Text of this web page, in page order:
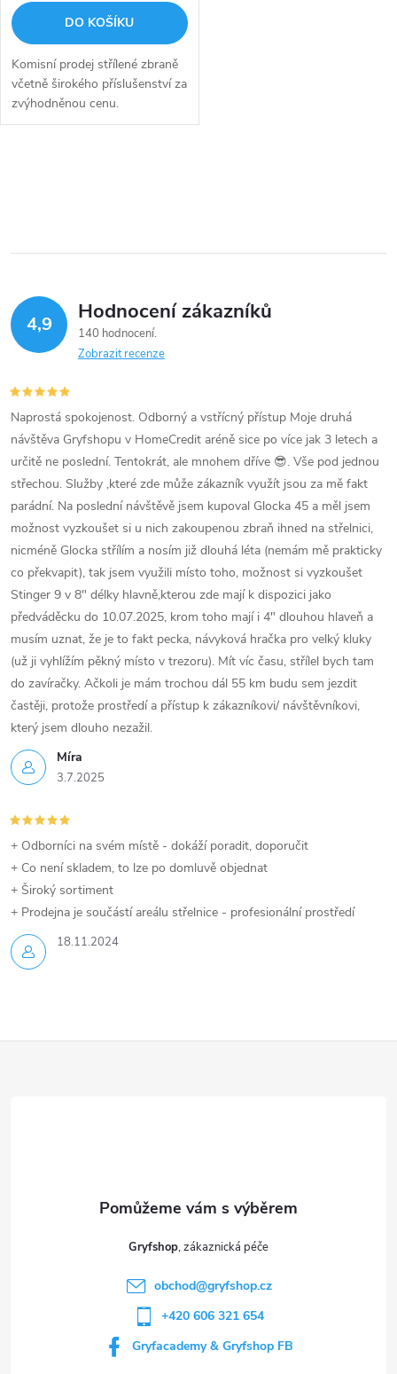
DO KOŠÍKU
Komisní prodej střílené zbraně
včetně širokého příslušenství za
zvýhodněnou cenu.
l
d
a
c
í
p
r
v
k
y
v
ý
p
i
s
u
4,9 Hodnocení zákazníků
140 hodnocení
Zobrazit recenze
Míra
3.7.2025
Naprostá spokojenost. Odborný a vstřícný přístup Moje druhá
návštěva Gryfshopu v HomeCredit aréně sice po více jak 3 letech a
určitě ne poslední. Tentokrát, ale mnohem dříve 😎. Vše pod jednou
střechou. Služby ,které zde může zákazník využít jsou za mě fakt
parádní. Na poslední návštěvě jsem kupoval Glocka 45 a měl jsem
možnost vyzkoušet si u nich zakoupenou zbraň ihned na střelnici,
nicméně Glocka střílím a nosím již dlouhá léta (nemám mě prakticky
co překvapit), tak jsem využili místo toho, možnost si vyzkoušet
Stinger 9 v 8" délky hlavně,kterou zde mají k dispozici jako
předváděcku do 10.07.2025, krom toho mají i 4" dlouhou hlaveň a
musím uznat, že je to fakt pecka, návyková hračka pro velký kluky
(už ji vyhlížím pěkný místo v trezoru). Mít víc času, střílel bych tam
do zavíračky. Ačkoli je mám trochou dál 55 km budu sem jezdit
častěji, protože prostředí a přístup k zákazníkovi/ návštěvníkovi,
který jsem dlouho nezažil.
18.11.2024
+ Odborníci na svém místě - dokáží poradit, doporučit
+ Co není skladem, to lze po domluvě objednat
+ Široký sortiment
+ Prodejna je součástí areálu střelnice - profesionální prostředí
Gryfshop
obchod@gryfshop.cz
+420 606 321 654
Gryfacademy & Gryfshop FB